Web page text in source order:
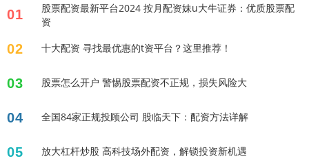
01
股票配资最新平台2024 按月配资妹u大牛证券：优质股票配
资
02 十大配资 寻找最优惠的t资平台？这里推荐！
03 股票怎么开户 警惕股票配资不正规，损失风险大
04 全国84家正规投顾公司 股临天下：配资方法详解
05 放大杠杆炒股 高科技场外配资，解锁投资新机遇